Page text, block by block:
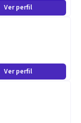
Ver perfil
Ver perfil